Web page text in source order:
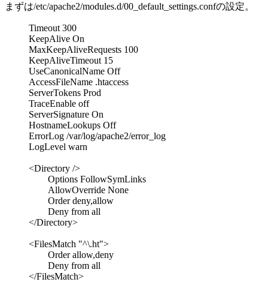
まずは/etc/apache2/modules.d/00_default_settings.confの設定。
Timeout 300
KeepAlive On
MaxKeepAliveRequests 100
KeepAliveTimeout 15
UseCanonicalName Off
AccessFileName .htaccess
ServerTokens Prod
TraceEnable off
ServerSignature On
HostnameLookups Off
ErrorLog /var/log/apache2/error_log
LogLevel warn
<Directory />
Options FollowSymLinks
AllowOverride None
Order deny,allow
Deny from all
</Directory>
<FilesMatch "^\.ht">
Order allow,deny
Deny from all
</FilesMatch>